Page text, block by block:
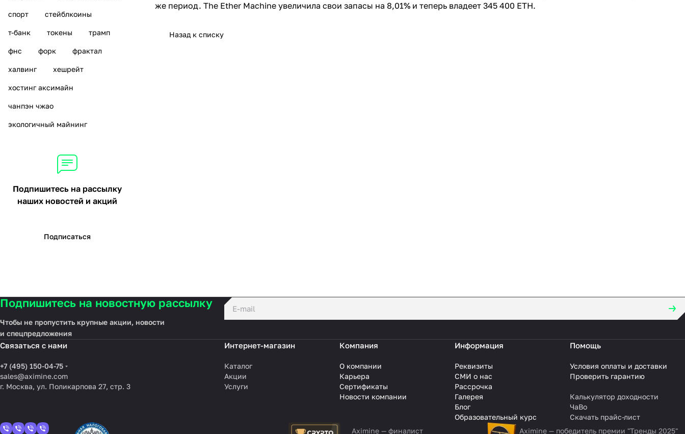
же период. The Ether Machine увеличила свои запасы на 8,01% и теперь владеет 345 400 ETH.
Назад к списку
спорт стейблкоины
т-банк токены трамп
фнс форк фрактал
халвинг хешрейт
хостинг аксимайн
чанпэн чжао
экологичный майнинг
Подпишитесь на рассылку
наших новостей и акций
Подписаться
Подпишитесь на новостную рассылку
Чтобы не пропустить крупные акции, новости
и спецпредложения
Связаться с нами
+7 (495) 150-04-75
sales@aximine.com
г. Москва, ул. Поликарпова 27, стр. 3
Интернет-магазин
Каталог
Акции
Услуги
Компания
О компании
Карьера
Сертификаты
Новости компании
Информация
Реквизиты
СМИ о нас
Рассрочка
Галерея
Блог
Образовательный курс
Помощь
Условия оплаты и доставки
Проверить гарантию
Калькулятор доходности
ЧаВо
Скачать прайс-лист
Aximine — финалист Aximine — победитель премии "Тренды 2025"